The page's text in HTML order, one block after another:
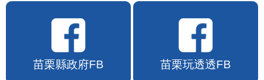
苗栗縣政府FB 苗栗玩透透FB